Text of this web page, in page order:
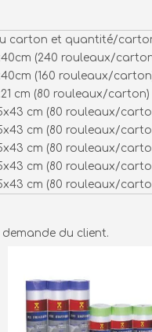
carton et quantité/
(240 rouleaux/
(160 rouleaux/
cm (80 rouleaux/carton)
cm (80 rouleaux/
cm (80 rouleaux/
cm (80 rouleaux/
cm (80 rouleaux/
cm (80 rouleaux/
du client.